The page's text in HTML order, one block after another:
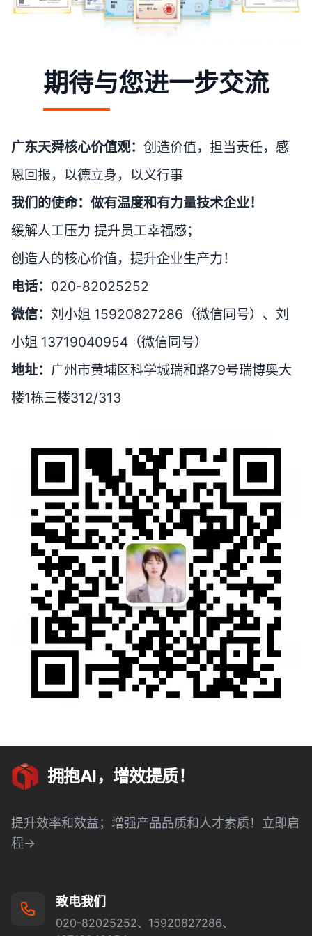
期待与您进一步交流
广东天舜核心价值观： 创造价值，担当责任，感
恩回报，以德立身，以义行事
我们的使命：做有温度和有力量技术企业！
缓解人工压力 提升员工幸福感；
创造人的核心价值，提升企业生产力！
电话： 020-82025252
微信： 刘小姐 15920827286（微信同号）、刘
小姐 13719040954（微信同号）
地址： 广州市黄埔区科学城瑞和路79号瑞博奥大
楼1栋三楼312/313
拥抱AI，增效提质！
提升效率和效益；增强产品品质和人才素质！立即启
程→
致电我们
020-82025252、15920827286、